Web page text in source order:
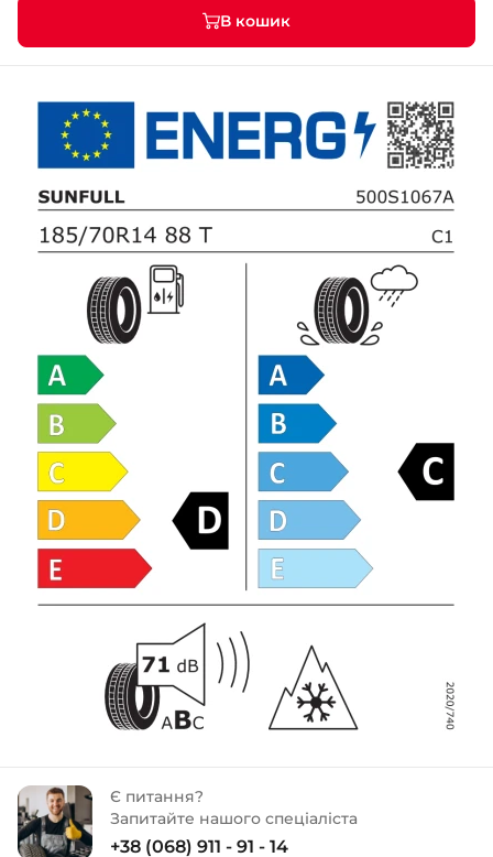
В кошик
Є питання?
Запитайте нашого спеціаліста
+38 (068) 911 - 91 - 14